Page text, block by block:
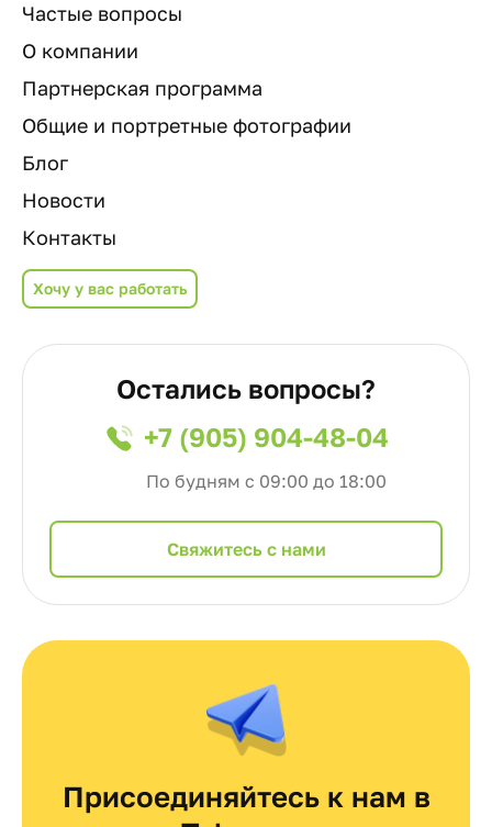
Частые вопросы
О компании
Партнерская программа
Общие и портретные фотографии
Блог
Новости
Контакты
Хочу у вас работать
Остались вопросы?
+7 (905) 904-48-04
По будням с 09:00 до 18:00
Cвяжитесь с нами
Присоединяйтесь к нам в